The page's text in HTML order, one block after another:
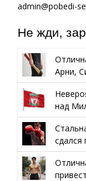
admin@pobedi-
Не жди,
Арни,
над
сдался